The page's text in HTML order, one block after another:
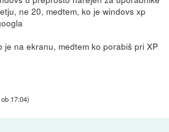
ne 20, medtem, ko je windovs xp
je na ekranu, medtem ko porabiš pri XP
17:04)